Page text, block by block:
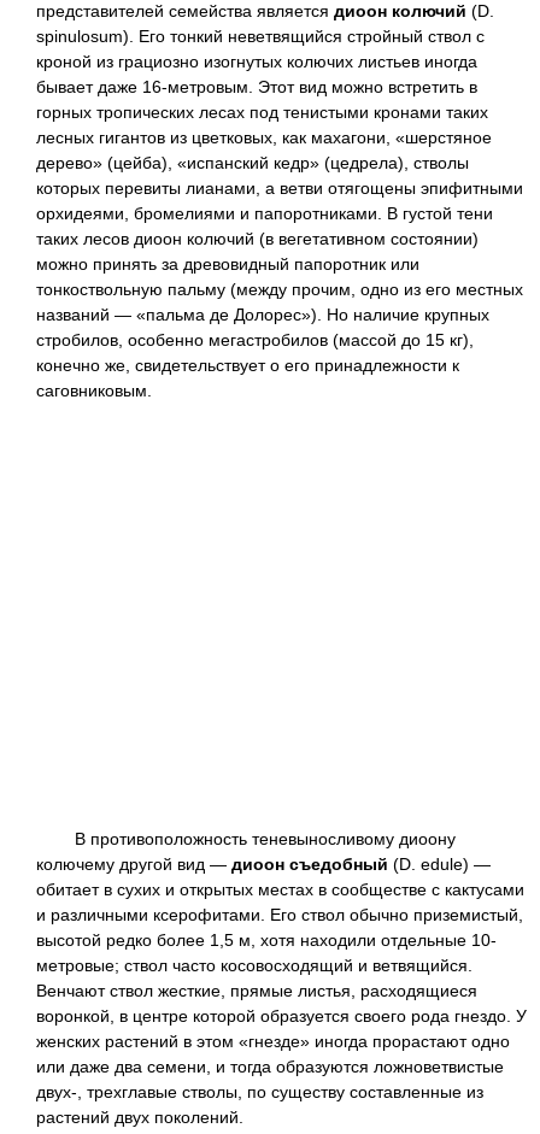
представителей семейства является диоон колючий (D.
spinulosum). Его тонкий неветвящийся стройный ствол с
кроной из грациозно изогнутых колючих листьев иногда
бывает даже 16-метровым. Этот вид можно встретить в
горных тропических лесах под тенистыми кронами таких
лесных гигантов из цветковых, как махагони, «шерстяное
дерево» (цейба), «испанский кедр» (цедрела), стволы
которых перевиты лианами, а ветви отягощены эпифитными
орхидеями, бромелиями и папоротниками. В густой тени
таких лесов диоон колючий (в вегетативном состоянии)
можно принять за древовидный папоротник или
тонкоствольную пальму (между прочим, одно из его местных
названий — «пальма де Долорес»). Но наличие крупных
стробилов, особенно мегастробилов (массой до 15 кг),
конечно же, свидетельствует о его принадлежности к
саговниковым.
В противоположность теневыносливому диоону
колючему другой вид — диоон съедобный (D. edule) —
обитает в сухих и открытых местах в сообществе с кактусами
и различными ксерофитами. Его ствол обычно приземистый,
высотой редко более 1,5 м, хотя находили отдельные 10-
метровые; ствол часто косовосходящий и ветвящийся.
Венчают ствол жесткие, прямые листья, расходящиеся
воронкой, в центре которой образуется своего рода гнездо. У
женских растений в этом «гнезде» иногда прорастают одно
или даже два семени, и тогда образуются ложноветвистые
двух-, трехглавые стволы, по существу составленные из
растений двух поколений.